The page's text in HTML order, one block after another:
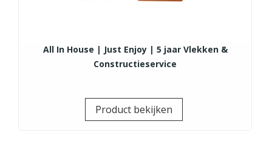
All In House | Just Enjoy | 5 jaar Vlekken &
Constructieservice
Product bekijken